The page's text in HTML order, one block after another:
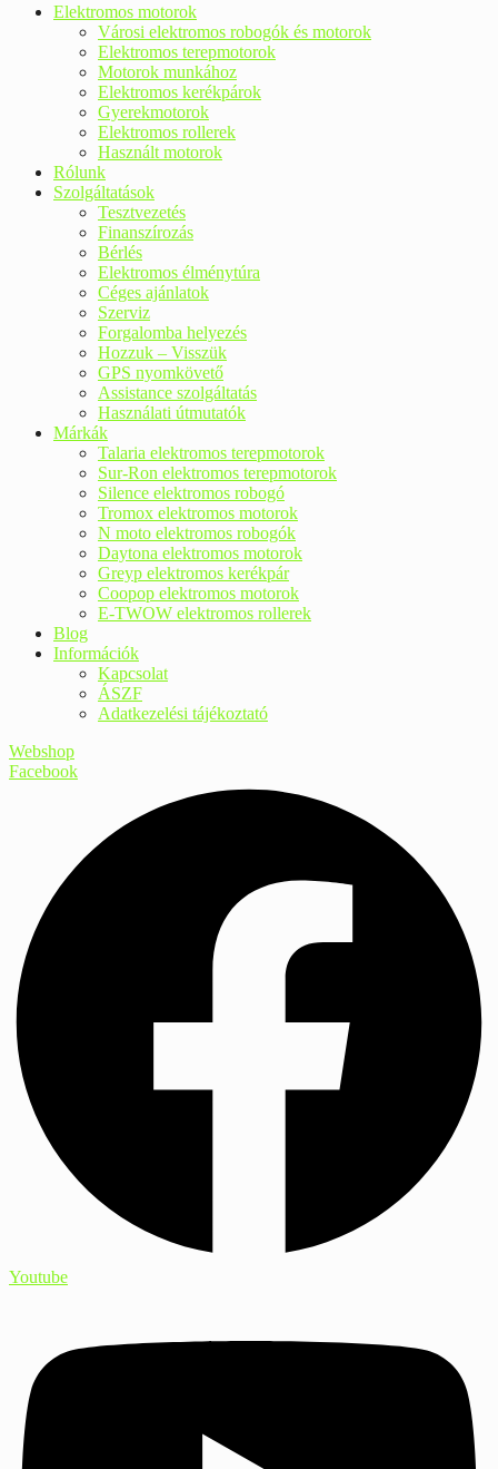
Elektromos motorok
Városi elektromos robogók és motorok
Elektromos terepmotorok
Motorok munkához
Elektromos kerékpárok
Gyerekmotorok
Elektromos rollerek
Használt motorok
Rólunk
Szolgáltatások
Tesztvezetés
Finanszírozás
Bérlés
Elektromos élménytúra
Céges ajánlatok
Szerviz
Forgalomba helyezés
Hozzuk – Visszük
GPS nyomkövető
Assistance szolgáltatás
Használati útmutatók
Márkák
Talaria elektromos terepmotorok
Sur-Ron elektromos terepmotorok
Silence elektromos robogó
Tromox elektromos motorok
N moto elektromos robogók
Daytona elektromos motorok
Greyp elektromos kerékpár
Coopop elektromos motorok
E-TWOW elektromos rollerek
Blog
Információk
Kapcsolat
ÁSZF
Adatkezelési tájékoztató
Webshop
Facebook
Youtube